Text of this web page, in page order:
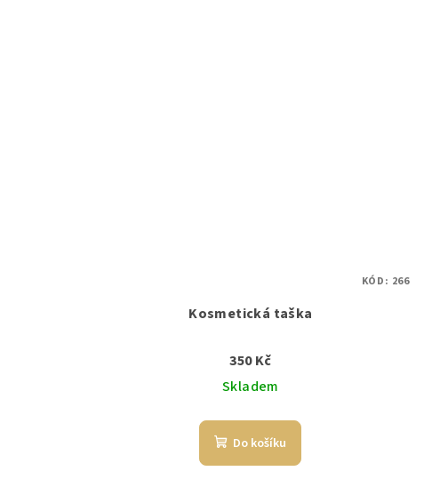
Kosmetická taška
350 Kč
Skladem
Do košíku
KÓD: 266